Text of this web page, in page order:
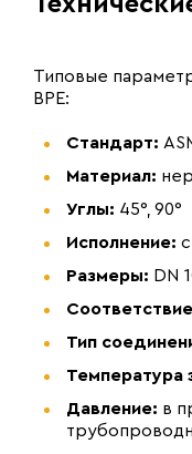
Типовые
BPE:
Стандарт:
Материал:
Углы: 45°, 90°
Исполнение:
Размеры: DN
Тип
Температура
Давление: в